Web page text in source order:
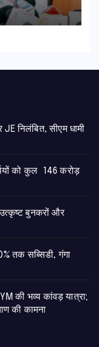
निलंबित, सीएम धामी
को कुल 146 करोड़
उत्कृष्ट बुनकरों और
तक सब्सिडी, गंगा
की भव्य कांवड़ यात्रा;
की कामना